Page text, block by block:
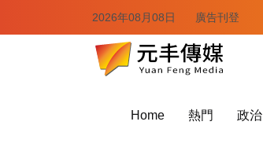
2026年08月08日 廣告刊登
Home 熱門 政治